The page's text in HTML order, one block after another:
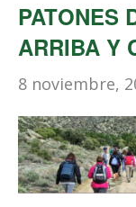
PATONES
ARRIBA Y
8 noviembre,